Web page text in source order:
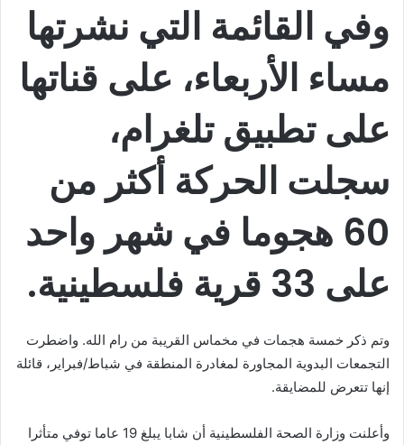
وفي القائمة التي نشرتها
مساء الأربعاء، على قناتها
على تطبيق تلغرام،
سجلت الحركة أكثر من
60 هجوما في شهر واحد
على 33 قرية فلسطينية.
وتم ذكر خمسة هجمات في مخماس القريبة من رام الله. واضطرت
التجمعات البدوية المجاورة لمغادرة المنطقة في شباط/فبراير، قائلة
إنها تتعرض للمضايقة.
وأعلنت وزارة الصحة الفلسطينية أن شابا يبلغ 19 عاما توفي متأثرا